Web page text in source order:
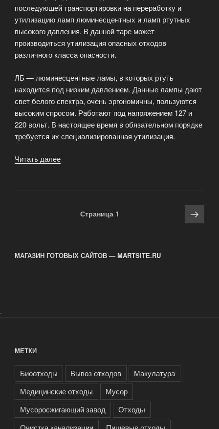
последующей транспортировки на переработку и
утилизацию ламп люминесцентных и ламп ртутных
высокого давления. В данной таре может
производиться утилизация опасных отходов
различного класса опасности.
ЛБ — люминесцентные ламы, в которых ртуть
находится под низким давлением. Данные лампы дают
свет белого спектра, очень эргономичны, пользуются
высоким спросом. Работают под напряжением 127 и
220 вольт. В настоящее время в обязательном порядке
требуется их специализированная утилизация.
Читать далее
ламп»Страница 1
МАГАЗИН ГОТОВЫХ САЙТОВ — MARTSITE.RU
.
МЕТКИ
Биоотходы Вывоз отходов
Макулатура
Медицинские отходы
Мусор
Мусоросжигающий завод
Отходы